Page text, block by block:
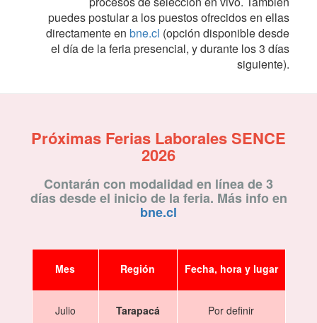
puedes postular a los puestos ofrecidos en ellas
directamente en bne.cl (opción disponible desde
el día de la feria presencial, y durante los 3 días
siguiente).
Próximas Ferias Laborales SENCE
2026
Contarán con modalidad en línea de 3
díasdesde el inicio de la feria. Más info en
bne.cl
Mes Región Fecha, hora y lugar
Julio Tarapacá Por definir